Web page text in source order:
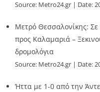
Source: Metro24.gr Date:
Μετρό Θεσσαλονίκης:
προς Καλαμαριά –
δρομολόγια
Source: Metro24.gr Date:
Ήττα με 1-0 από την